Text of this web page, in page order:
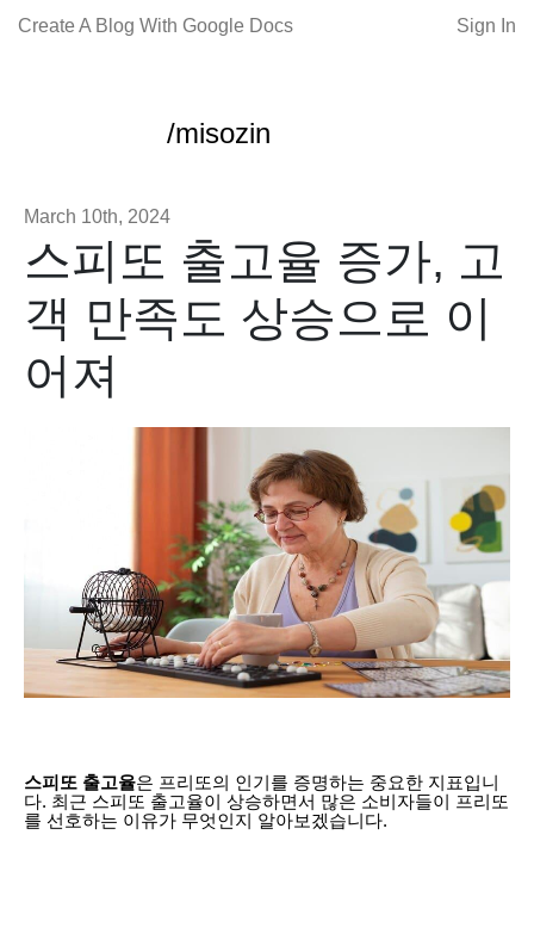
Create A Blog With Google Docs Sign In
/misozin
March 10th, 2024
스피또 출고율 증가, 고
객 만족도 상승으로 이
어져
스피또 출고율은 프리또의 인기를 증명하는 중요한 지표입니
다. 최근 스피또 출고율이 상승하면서 많은 소비자들이 프리또
를 선호하는 이유가 무엇인지 알아보겠습니다.